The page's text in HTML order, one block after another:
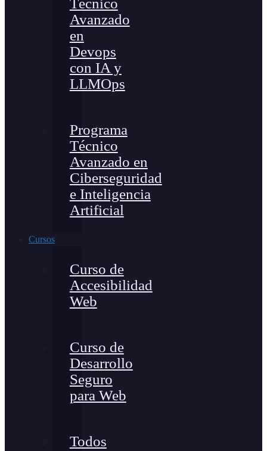
Técnico
Avanzado
en
Devops
con IA y
LLMOps
Programa
Técnico
Avanzado en
Ciberseguridad
e Inteligencia
Artificial
Cursos
Curso de
Accesibilidad
Web
Curso de
Desarrollo
Seguro
para Web
Todos